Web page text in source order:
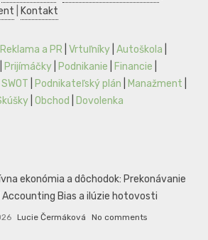
Kontakt
Reklama a PR Vrtuľníky Autoškola
Prijímáčky Podnikanie Financie
SWOT Podnikateľský plán Manažment
Obchod Dovolenka
ekonómia a dôchodok: Prekonávanie
Accounting Bias a ilúzie hotovosti
Lucie Čermáková No comments